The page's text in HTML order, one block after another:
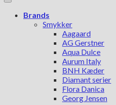
Brands
Smykker
Aagaard
AG Gerstner
Aqua Dulce
Aurum Italy
BNH Kæder
Diamant serier
Flora Danica
Georg Jensen